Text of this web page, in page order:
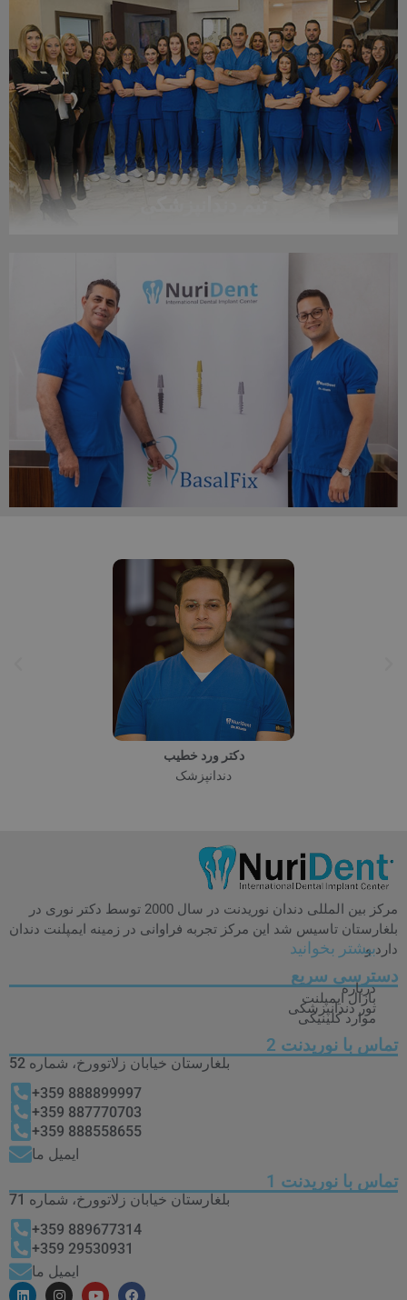
دکتر نوری مدیر کلینیک نوریدنت
مدیر کلینیک نوریدنت
بیشتر بدانید
بیشتر بدانید
بازال فیکس
-------------------------
بیشتر بدانید
مرکز بین المللی دندان نوریدنت در سال 2000 توسط دکتر نوری در
بلغارستان تاسیس شد این مرکز تجربه فراوانی در زمینه ایمپلنت دندان
دارد وبیشتر بخوانید
دسترسی سریع
درباره
بازال ایمپلنت
تور دندانپزشکی
موارد کلینیکی
تماس با نوریدنت 2
بلغارستان خیابان زلاتوورخ، شماره 52
888899997 359+
887770703 359+
888558655 359+
ایمیل ما
تماس با نوریدنت 1
بلغارستان خیابان زلاتوورخ، شماره 71
889677314 359+
29530931 359+
ایمیل ما